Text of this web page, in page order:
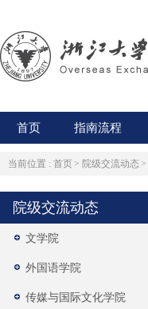
首页 指南流程
当前位置 : 首页 > 院级交流动态 >
院级交流动态
文学院
外国语学院
传媒与国际文化学院